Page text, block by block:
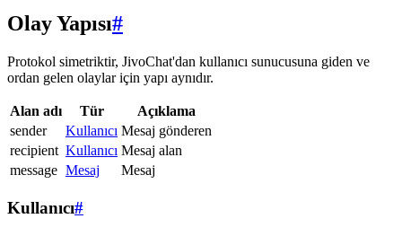
Olay Yapısı#
Protokol simetriktir, JivoChat'dan kullanıcı sunucusuna giden ve
ordan gelen olaylar için yapı aynıdır.
Alan adı Tür
Açıklama
sender
Kullanıcı Mesaj gönderen
recipient Kullanıcı Mesaj alan
message Mesaj Mesaj
Kullanıcı#